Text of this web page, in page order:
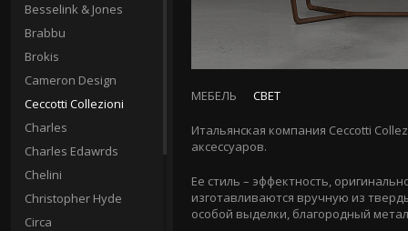
Besselink & Jones
Brabbu
Brokis
Cameron Design
Ceccotti Collezioni
Charles
Charles Edawrds
Chelini
Christopher Hyde
Circa
МЕБЕЛЬ СВЕТ
Итальянская компания Ceccotti
аксессуаров.
Ее стиль – эффектность,
изготавливаются вручную из
особой выделки, благородный